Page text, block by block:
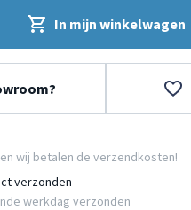
In mijn winkelwagen
wij betalen de verzendkosten!
verzonden
werkdag verzonden